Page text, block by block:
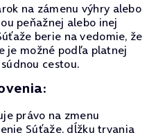
na zámenu výhry alebo
peňažnej alebo inej
berie na vedomie, že
je možné podľa platnej
cestou.
právo na zmenu
Súťaže, dĺžku trvania